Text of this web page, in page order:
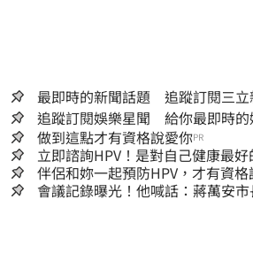
最即時的新聞話題 追蹤訂閱三立
追蹤訂閱娛樂星聞 給你最即時的
做到這點才有資格說愛你PR
立即諮詢HPV！是對自己健康最
嫌晚！
伴侶和妳一起預防HPV，才有資格
會議記錄曝光！他喊話：蔣萬安